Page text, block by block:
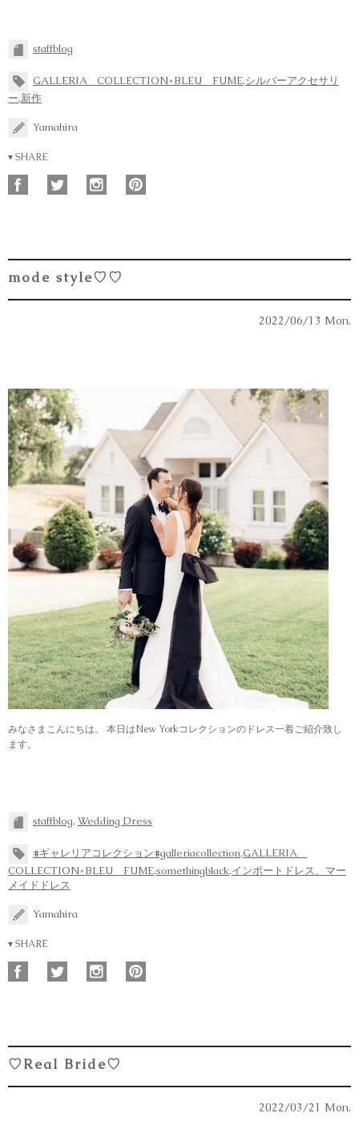
staffblog
GALLERIA COLLECTION×BLEU FUME,シルバーアクセサリ
ー,新作
Yamahira
▾ SHARE
mode style♡♡
2022/06/13 Mon.
みなさまこんにちは。 本日はNew Yorkコレクションのドレス一着ご紹介致し
ます。
staffblog, Wedding Dress
#ギャレリアコレクション#galleriacollection,GALLERIA
COLLECTION×BLEU FUME,somethingblack,インポートドレス、マー
メイドドレス
Yamahira
▾ SHARE
♡Real Bride♡
2022/03/21 Mon.